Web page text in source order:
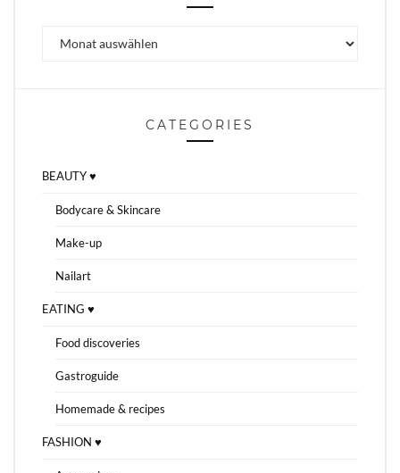
CATEGORIES
BEAUTY ♥
Bodycare & Skincare
Make-up
Nailart
EATING ♥
Food discoveries
Gastroguide
Homemade & recipes
FASHION ♥